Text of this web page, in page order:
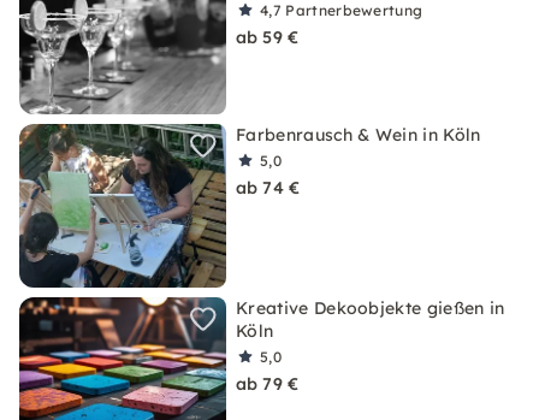
4,7 Partnerbewertung
ab 59 €
Farbenrausch & Wein in Köln
5,0
ab 74 €
Kreative Dekoobjekte gießen in
Köln
5,0
ab 79 €